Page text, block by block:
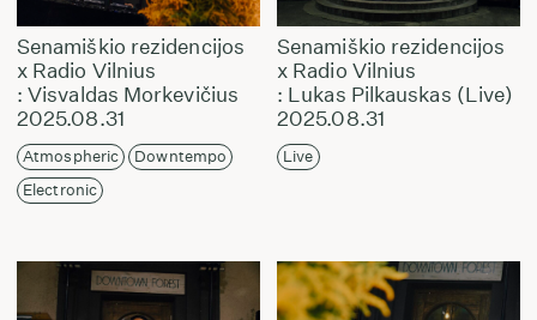
Senamiškio rezidencijos
x Radio Vilnius
: Visvaldas Morkevičius
2025.08.31
Atmospheric
Downtempo
Electronic
Senamiškio rezidencijos
x Radio Vilnius
: Lukas Pilkauskas (Live)
2025.08.31
Live